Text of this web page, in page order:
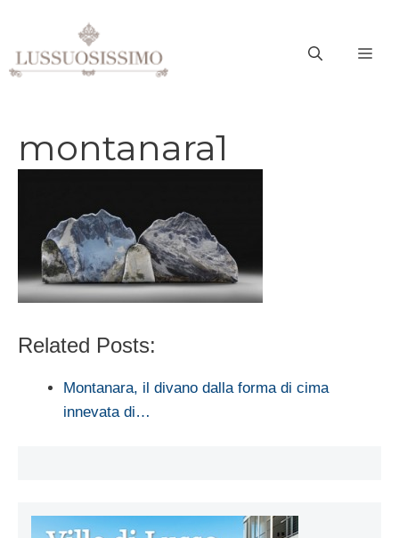
contenuto
montanara1
Related Posts:
Montanara, il divano dalla forma di cima
innevata di…